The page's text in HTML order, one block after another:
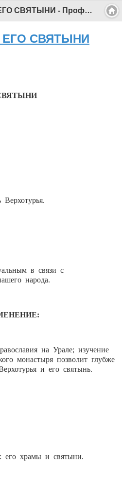
ВЕРХОТУРЬЕ И ЕГО СВЯТЫНИ - Профессиональный педагог
ЕГО СВЯТЫНИ
в связи с
народа.
на Урале; изучение
монастыря позволит глубже
и его святынь.
его храмы и святыни.